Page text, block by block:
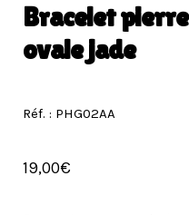
Bracelet
ovale jade
Réf. : PHG02AA
19,00€